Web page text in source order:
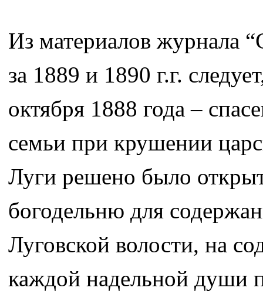
Из материалов журнала
за 1889 и 1890 г.г.
октября 1888 года –
семьи при крушении
Луги решено было
богодельню для
Луговской волости, на
каждой надельной души